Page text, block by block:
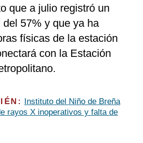
que a julio registró un
del 57% y que ya ha
físicas de la estación
con la Estación
Instituto del Niño de Breña
rayos X inoperativos y falta de